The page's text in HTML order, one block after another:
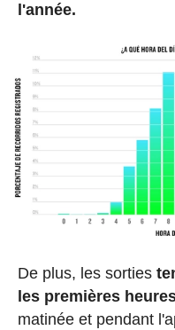
l'année.
De plus, les sorties
les premières
matinée et pendant